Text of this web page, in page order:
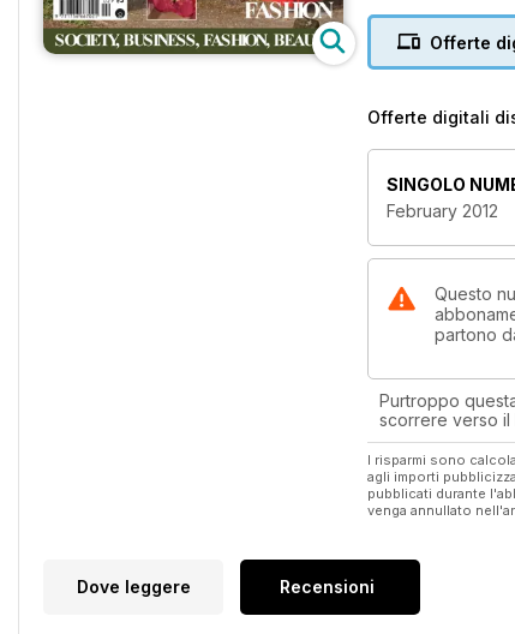
Offerte
Offerte digitali
SINGOLO
February 2012
Questo
partono
Purtroppo
scorrere verso il
I risparmi sono
agli importi
pubblicati durante
venga annullato
Dove leggere Recensioni